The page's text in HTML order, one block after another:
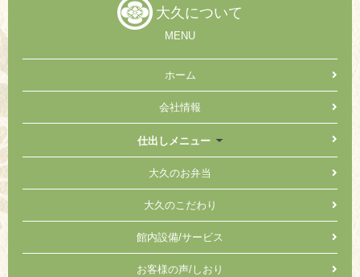
大久について
MENU
ホーム
会社情報
仕出しメニュー
大久のお弁当
大久のこだわり
館内設備/サービス
お客様の声/しおり